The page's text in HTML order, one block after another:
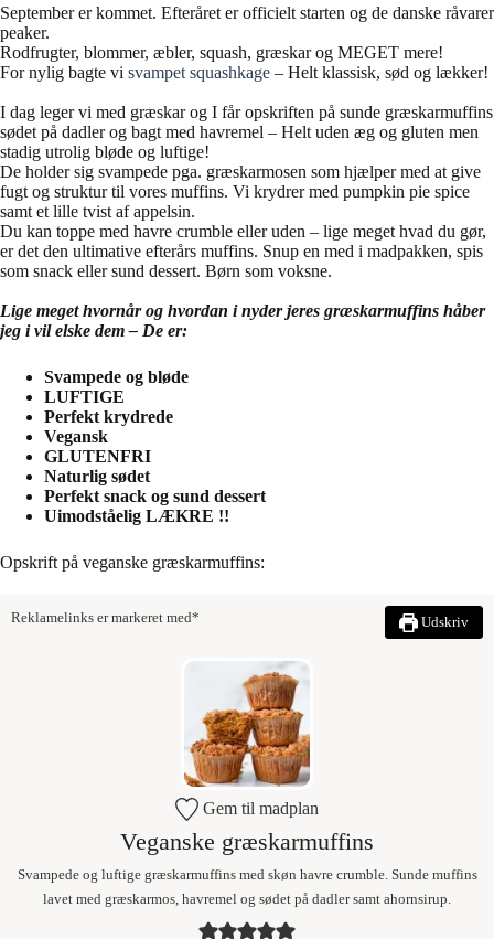
September er kommet. Efteråret er officielt starten og de danske råvarer
peaker.
Rodfrugter, blommer, æbler, squash, græskar og MEGET mere!
For nylig bagte vi svampet squashkage – Helt klassisk, sød og lækker!
I dag leger vi med græskar og I får opskriften på sunde græskarmuffins
sødet på dadler og bagt med havremel – Helt uden æg og gluten men
stadig utrolig bløde og luftige!
De holder sig svampede pga. græskarmosen som hjælper med at give
fugt og struktur til vores muffins. Vi krydrer med pumpkin pie spice
samt et lille tvist af appelsin.
Du kan toppe med havre crumble eller uden – lige meget hvad du gør,
er det den ultimative efterårs muffins. Snup en med i madpakken, spis
som snack eller sund dessert. Børn som voksne.
Lige meget hvornår og hvordan i nyder jeres græskarmuffins håber
jeg i vil elske dem – De er:
Svampede og bløde
LUFTIGE
Perfekt krydrede
Vegansk
GLUTENFRI
Naturlig sødet
Perfekt snack og sund dessert
Uimodståelig LÆKRE !!
Opskrift på veganske græskarmuffins:
Reklamelinks er markeret med* Udskriv
Gem til madplan
Veganske græskarmuffins
Svampede og luftige græskarmuffins med skøn havre crumble. Sunde muffins
lavet med græskarmos, havremel og sødet på dadler samt ahornsirup.